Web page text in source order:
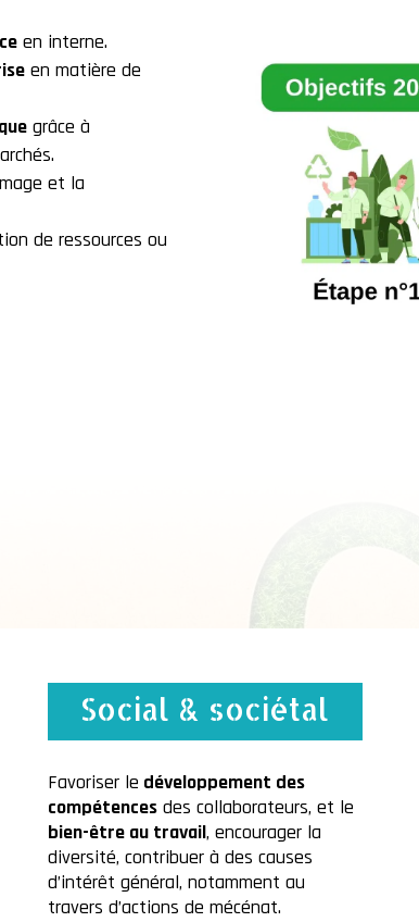
en interne.
en matière de
grâce à
et la
de ressources ou
Social & sociétal
Favoriser le développement des
compétences des collaborateurs, et le
bien-être au travail, encourager la
diversité, contribuer à des causes
d’intérêt général, notamment au
travers d’actions de mécénat.